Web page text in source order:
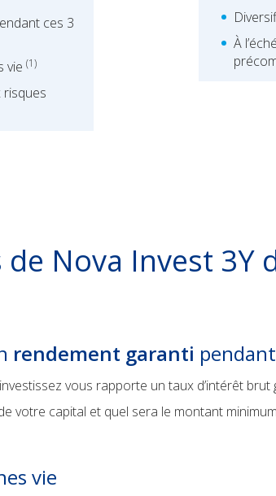
ces 3
vie (1)
risques
À
Nova Invest 3Y
rendement garanti
vous rapporte un taux d’intérêt brut
votre capital et quel sera le montant
vie